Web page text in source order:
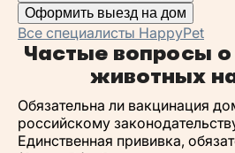
Оформить выезд на дом
Все специалисты HappyPet
Частые вопросы
животных
Обязательна ли вакцинация
российскому
Единственная прививка,